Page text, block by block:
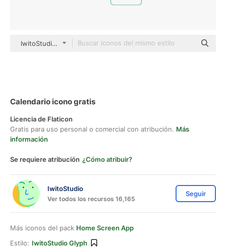
IwitoStudio Glyph
Calendario icono gratis
Licencia de Flaticon
Gratis para uso personal o comercial con atribución. Más
información
Se requiere atribución ¿Cómo atribuir?
IwitoStudio
Ver todos los recursos 16,165
Seguir
Más iconos del pack Home Screen App
Estilo: IwitoStudio Glyph